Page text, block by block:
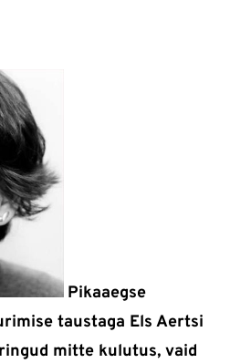
Pikaaegse
taustaga Els Aertsi
mitte kulutus, vaid